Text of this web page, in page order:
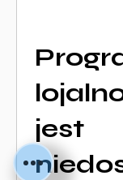
jest